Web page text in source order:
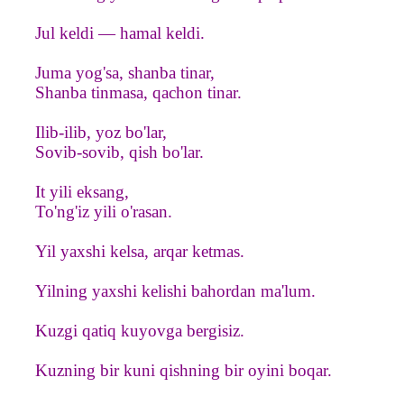
Jul keldi — hamal keldi.
Juma yog'sa, shanba tinar,
Shanba tinmasa, qachon tinar.
Ilib-ilib, yoz bo'lar,
Sovib-sovib, qish bo'lar.
It yili eksang,
To'ng'iz yili o'rasan.
Yil yaxshi kelsa, arqar ketmas.
Yilning yaxshi kelishi bahordan ma'lum.
Kuzgi qatiq kuyovga bergisiz.
Kuzning bir kuni qishning bir oyini boqar.